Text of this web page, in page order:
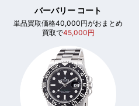
バーバリー コート
単品買取価格40,000円がおまとめ
買取で45,000円